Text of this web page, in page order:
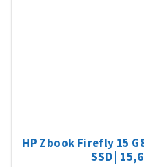
HP Zbook Firefly 15
SSD |